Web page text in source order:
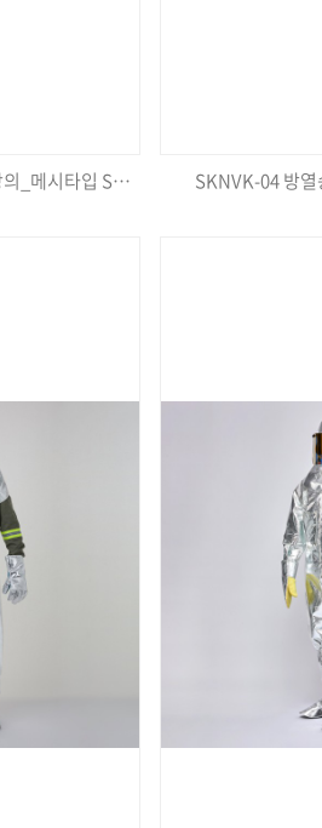
SKPSC-05mesh-BS 방열상의_메시타입 SET, 캐리어 SKNVK-04 방